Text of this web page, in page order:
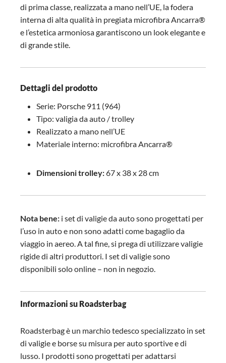
di prima classe, realizzata a mano nell’UE, la fodera
interna di alta qualità in pregiata microfibra Ancarra®
e l’estetica armoniosa garantiscono un look elegante e
di grande stile.
Dettagli del prodotto
Serie: Porsche 911 (964)
Tipo: valigia da auto / trolley
Realizzato a mano nell’UE
Materiale interno: microfibra Ancarra®
Dimensioni trolley:67 x 38 x 28 cm
Nota bene: i set di valigie da auto sono progettati per
l’uso in auto e non sono adatti come bagaglio da
viaggio in aereo. A tal fine, si prega di utilizzare valigie
rigide di altri produttori. I set di valigie sono
disponibili solo online – non in negozio.
Informazioni su Roadsterbag
Roadsterbag è un marchio tedesco specializzato in set
di valigie e borse su misura per auto sportive e di
lusso. I prodotti sono progettati per adattarsi